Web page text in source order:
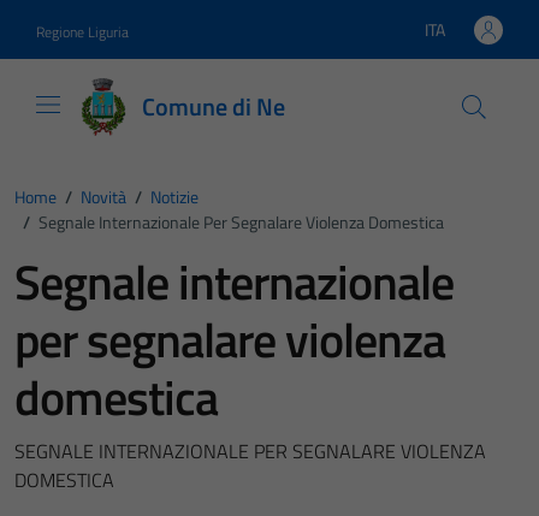
Regione Liguria Lingua attiva:
ITA
Comune di Ne
Home / Novità / Notizie
/ Segnale Internazionale Per Segnalare Violenza Domestica
Segnale internazionale
per segnalare violenza
domestica
SEGNALE INTERNAZIONALE PER SEGNALARE VIOLENZA
DOMESTICA